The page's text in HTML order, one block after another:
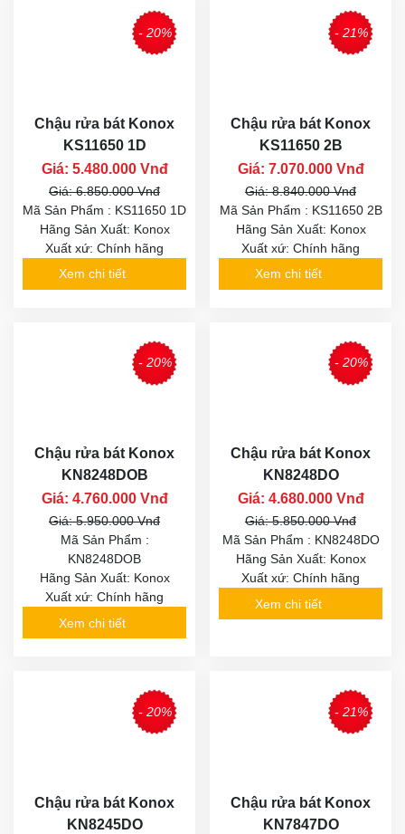
- 20%
Chậu rửa bát Konox
KS11650 1D
Giá: 5.480.000 Vnđ
Giá: 6.850.000 Vnđ
Mã Sản Phẩm : KS11650 1D
Hãng Sản Xuất: Konox
Xuất xứ: Chính hãng
Xem chi tiết
- 21%
Chậu rửa bát Konox
KS11650 2B
Giá: 7.070.000 Vnđ
Giá: 8.840.000 Vnđ
Mã Sản Phẩm : KS11650 2B
Hãng Sản Xuất: Konox
Xuất xứ: Chính hãng
Xem chi tiết
- 20%
Chậu rửa bát Konox
KN8248DOB
Giá: 4.760.000 Vnđ
Giá: 5.950.000 Vnđ
Mã Sản Phẩm :
KN8248DOB
Hãng Sản Xuất: Konox
Xuất xứ: Chính hãng
Xem chi tiết
- 20%
Chậu rửa bát Konox
KN8248DO
Giá: 4.680.000 Vnđ
Giá: 5.850.000 Vnđ
Mã Sản Phẩm : KN8248DO
Hãng Sản Xuất: Konox
Xuất xứ: Chính hãng
Xem chi tiết
- 20%
Chậu rửa bát Konox
KN8245DO
- 21%
Chậu rửa bát Konox
KN7847DO